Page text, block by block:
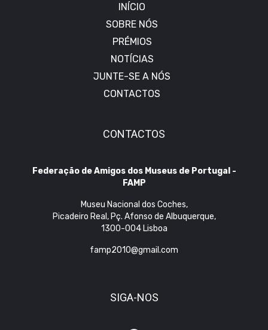
INÍCIO
SOBRE NÓS
PRÉMIOS
NOTÍCIAS
JUNTE-SE A NÓS
CONTACTOS
CONTACTOS
Federação de Amigos dos Museus de Portugal -
FAMP
Museu Nacional dos Coches,
Picadeiro Real, Pç. Afonso de Albuquerque,
1300-004 Lisboa
famp2010@gmail.com
SIGA-NOS